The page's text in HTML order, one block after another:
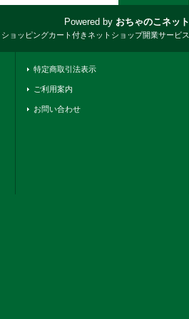
Powered by おちゃのこネット
ョッピングカート付きネットショップ開業サービス
特定商取引法表示
ご利用案内
お問い合わせ